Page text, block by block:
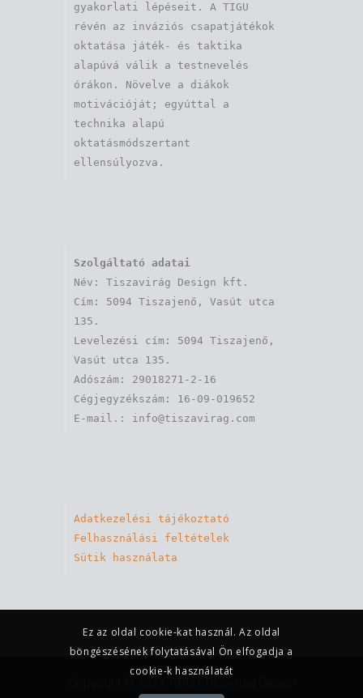
gyakorlati lépéseit. A TIGU
révén az inváziós csapatjátékok
oktatása játék- és taktika
alapúvá válik a testnevelés
órákon. Növelve a diákok
motivációját; egyúttal a
technika alapú
oktatásmódszertant
ellensúlyozva.
Szolgáltató adatai
Név: Tiszavirág Design kft.
Cím: 5094 Tiszajenő, Vasút utca
135.
Levelezési cím: 5094 Tiszajenő,
Vasút utca 135.
Adószám: 29018271-2-16
Cégjegyzékszám: 16-09-019652
Adatkezelési tájékoztató
Felhasználási feltételek
Sütik használata
Ez az oldal cookie-kat használ. Az oldal
böngészésének folytatásával Ön elfogadja a
cookie-k használatát